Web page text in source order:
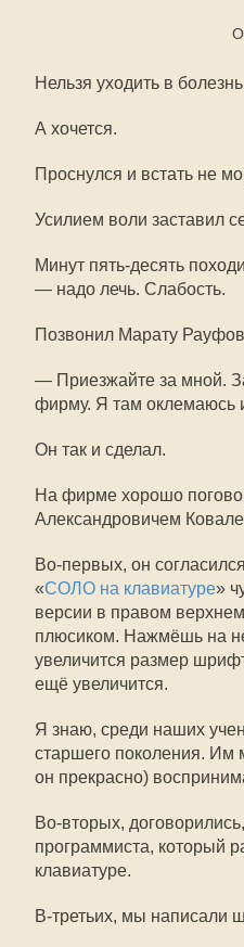
Нельзя уходить в
А хочется.
Проснулся и встать не
Усилием воли заставил
Минут пять-десять
— надо лечь. Слабость.
Позвонил Марату
— Приезжайте за мной.
фирму. Я там оклемаюсь
Он так и сделал.
На фирме хорошо
Александровичем
Во-первых, он
«СОЛО на клавиатуре»
версии в правом
плюсиком. Нажмёшь на
увеличится размер
ещё увеличится.
Я знаю, среди наших
старшего поколения. Им
он прекрасно)
Во-вторых,
программиста, который
клавиатуре.
В-третьих, мы написали